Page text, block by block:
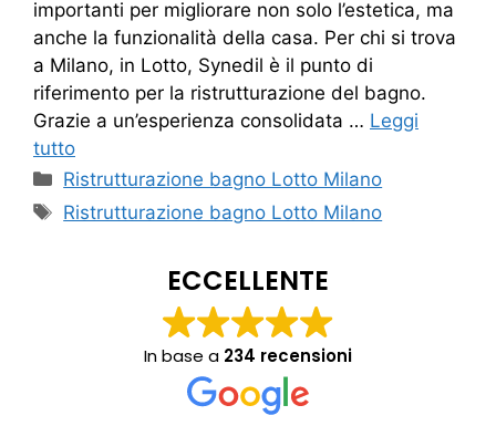
importanti per migliorare non solo l’estetica, ma
anche la funzionalità della casa. Per chi si trova
a Milano, in Lotto, Synedil è il punto di
riferimento per la ristrutturazione del bagno.
Grazie a un’esperienza consolidata … Leggi
tutto
Categorie
Ristrutturazione bagno Lotto Milano
Tag
Ristrutturazione bagno Lotto Milano
ECCELLENTE
In base a 234 recensioni